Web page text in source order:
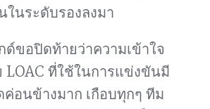
ในระดับรองลงมา
ขอปิดท้ายว่าความเข้าใจ
LOAC ที่ใช้ในการแข่งขันมี
ค่อนข้างมาก เกือบทุกๆ ทีม